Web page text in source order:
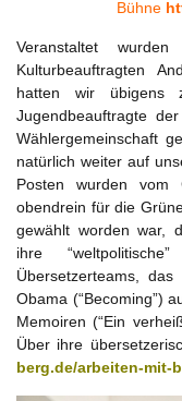
Bühne
Veranstaltet
Kulturbeauftragten
hatten wir übigens
Jugendbeauftragte
Wählergemeinschaft
natürlich weiter auf
Posten wurden vom
obendrein für die
gewählt worden war,
ihre
Übersetzerteams,
Obama (“Becoming”)
Memoiren (“Ein
Über ihre
berg.de/arbeiten-mit-